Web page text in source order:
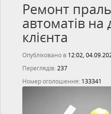
Ремонт
автоматів на
клієнта
Опубліковано в 12:02,
Переглядів: 237
Номер оголошення: 133341